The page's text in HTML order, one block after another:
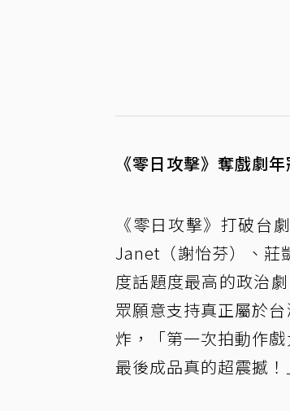
《零日攻擊》奪戲劇
《零日攻擊》打破台
Janet（謝怡芬）、莊
度話題度最高的政治
眾願意支持真正屬於
炸，「第一次拍動作
最後成品真的超震撼！